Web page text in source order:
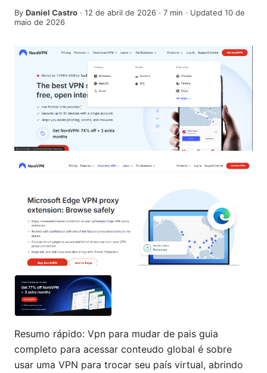
By Daniel Castro · 12 de abril de 2026 · 7 min · Updated 10 de
maio de 2026
Resumo rápido: Vpn para mudar de pais guia
completo para acessar conteudo global é sobre
usar uma VPN para trocar seu país virtual, abrindo